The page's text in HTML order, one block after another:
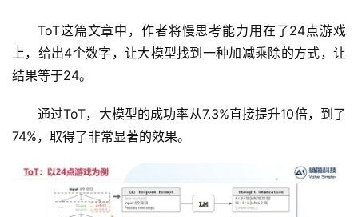
ToT这篇文章中，作者将慢思考能力用在了24点游戏
上，给出4个数字，让大模型找到一种加减乘除的方式，让
结果等于24。
通过ToT，大模型的成功率从7.3%直接提升10倍，到了
74%，取得了非常显著的效果。